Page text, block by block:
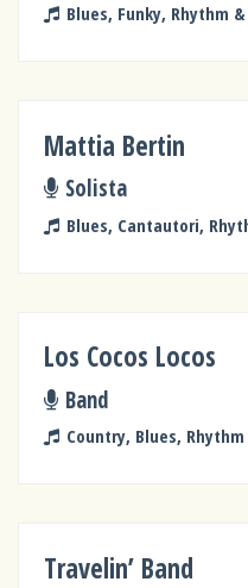
Blues, Funky, Rhythm
Mattia Bertin
Solista
Blues, Cantautori,
Los Cocos Locos
Band
Country, Blues,
Travelin’ Band